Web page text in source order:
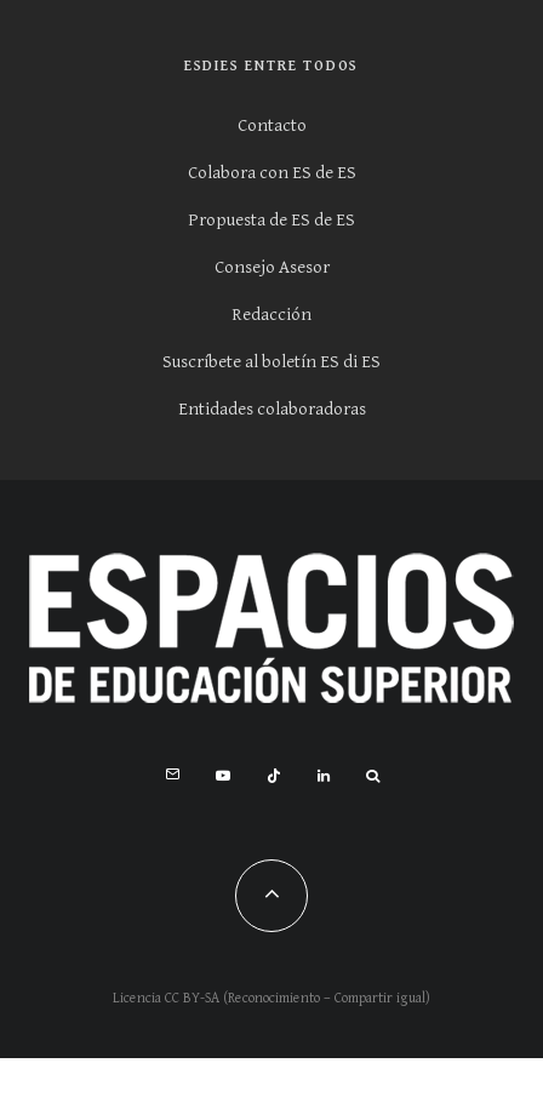
ESDIES ENTRE TODOS
Contacto
Colabora con ES de ES
Propuesta de ES de ES
Consejo Asesor
Redacción
Suscríbete al boletín ES di ES
Entidades colaboradoras
Licencia CC BY-SA (Reconocimiento – Compartir igual)